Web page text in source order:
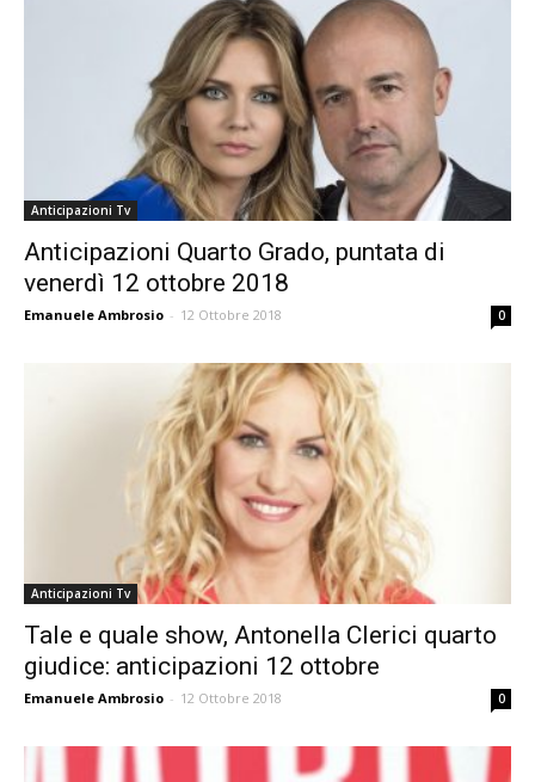
Anticipazioni Tv
Anticipazioni Quarto Grado, puntata di
venerdì 12 ottobre 2018
Emanuele Ambrosio - 12 Ottobre 2018 0
Anticipazioni Tv
Tale e quale show, Antonella Clerici quarto
giudice: anticipazioni 12 ottobre
Emanuele Ambrosio - 12 Ottobre 2018 0